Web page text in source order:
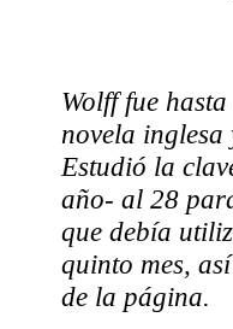
Wolff fue
novela
Estudió la
año- al 28
que debía
quinto mes,
de la página.